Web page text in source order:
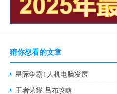
猜你想看的文章
星际争霸1人机电脑发展
王者荣耀 吕布攻略